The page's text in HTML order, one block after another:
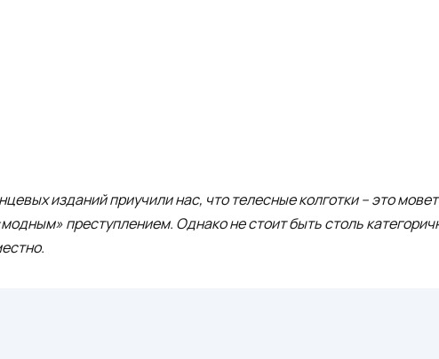
изданий приучили нас, что телесные колготки – это
преступлением. Однако не стоит быть столь